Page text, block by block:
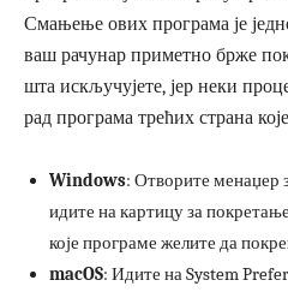
Смањење ових програма је
ваш рачунар приметно брже
шта искључујете, јер неки
рад програма трећих страна
Windows: Отворите менаџер
идите на картицу за
које програме желите да
macOS: Идите на System